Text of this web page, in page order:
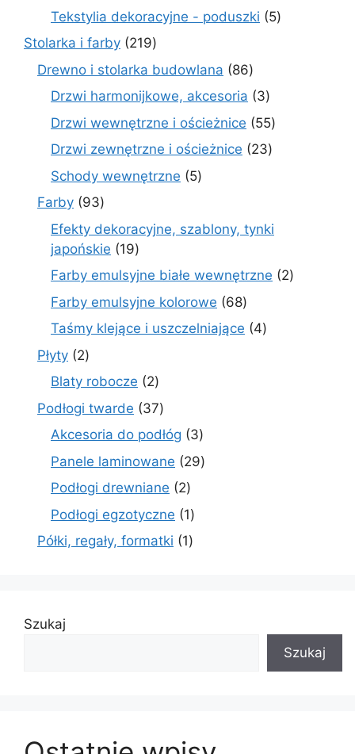
produktów
Tekstylia dekoracyjne - poduszki 55
Stolarka i farby 219219
produktów
Drewno i stolarka budowlana 8686
produktów
Drzwi harmonijkowe, akcesoria 33
produkty
Drzwi wewnętrzne i ościeżnice 5555
produktów
Drzwi zewnętrzne i ościeżnice 2323
Schody wewnętrzne 55
Farby 9393
produkty
Efekty dekoracyjne, szablony, tynki
japońskie
1919
produktów
Farby emulsyjne białe wewnętrzne 22
Farby emulsyjne kolorowe 6868
produktów
Taśmy klejące i uszczelniające 44
Płyty 22
produkty
Blaty robocze 22
produkty
Podłogi twarde 3737
produktów
Akcesoria do podłóg 33
produkty
Panele laminowane 2929
Podłogi drewniane 22
produkty
Podłogi egzotyczne 11
produkt
Półki, regały, formatki 11
Szukaj
Szukaj